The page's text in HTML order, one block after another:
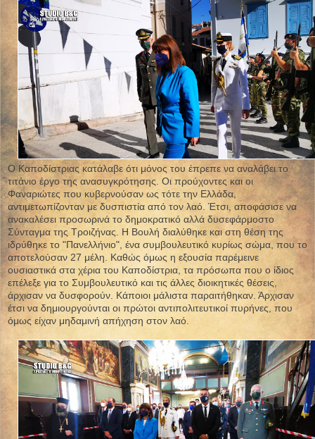
Ο Καποδίστριας κατάλαβε ότι μόνος του έπρεπε να αναλάβει το
τιτάνιο έργο της ανασυγκρότησης. Οι προύχοντες και οι
Φαναριώτες που κυβερνούσαν ως τότε την Ελλάδα,
αντιμετωπίζονταν με δυσπιστία από τον λαό. Έτσι, αποφάσισε να
ανακαλέσει προσωρινά το δημοκρατικό αλλά δυσεφάρμοστο
Σύνταγμα της Τροιζήνας. Η Βουλή διαλύθηκε και στη θέση της
ιδρύθηκε το "Πανελλήνιο", ένα συμβουλευτικό κυρίως σώμα, που το
αποτελούσαν 27 μέλη. Καθώς όμως η εξουσία παρέμεινε
ουσιαστικά στα χέρια του Καποδίστρια, τα πρόσωπα που ο ίδιος
επέλεξε για το Συμβουλευτικό και τις άλλες διοικητικές θέσεις,
άρχισαν να δυσφορούν. Κάποιοι μάλιστα παραιτήθηκαν. Άρχισαν
έτσι να δημιουργούνται οι πρώτοι αντιπολιτευτικοί πυρήνες, που
όμως είχαν μηδαμινή απήχηση στον λαό.